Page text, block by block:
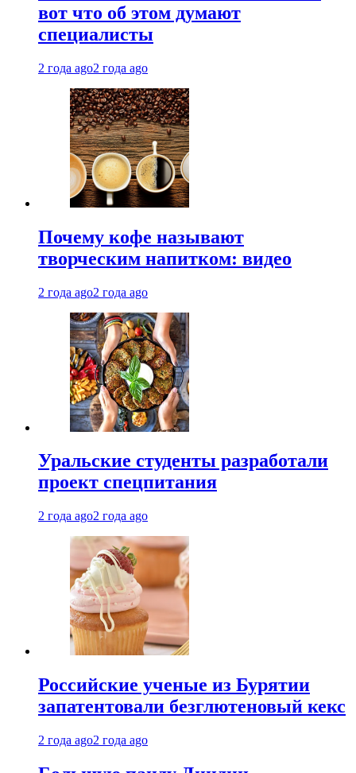
вот что об этом думают
специалисты
2 года ago2 года ago
Почему кофе называют
творческим напитком: видео
2 года ago2 года ago
Уральские студенты разработали
проект спецпитания
2 года ago2 года ago
Российские ученые из Бурятии
запатентовали безглютеновый кекс
2 года ago2 года ago